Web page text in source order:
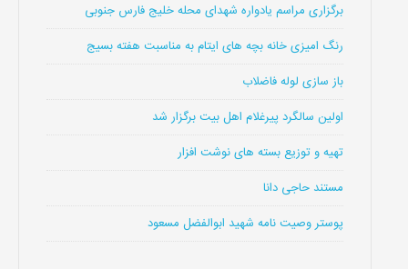
برگزاری مراسم یادواره شهدای محله خلیج فارس جنوبی
رنگ امیزی خانه بچه های ایتام به مناسبت هفته بسیج
باز سازی لوله فاضلاب
اولین سالگرد پیرغلام اهل بیت برگزار شد
تهیه و توزیع بسته های نوشت افزار
مستند حاجی دانا
پوستر وصیت نامه شهید ابوالفضل مسعود